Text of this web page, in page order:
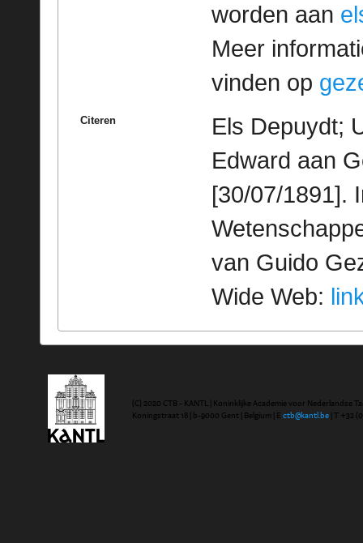
worden aan
Meer
vinden op
Citeren
Els Depuydt;
Edward aan
[30/07/1891].
van Guido
Wide Web:
(C) 2020 CTB - KANTL | Koninklijke Academie voor Nederlandse
Koningstraat 18 | b-9000 Gent | Belgium | E ctb@kantl.be | T +32